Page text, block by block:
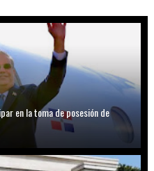
en la toma de posesión de